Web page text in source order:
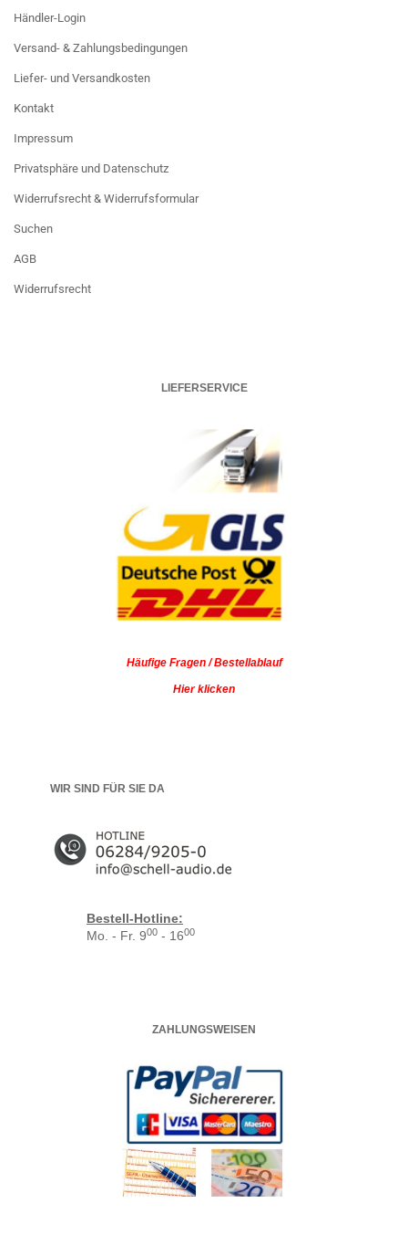
Händler-Login
Versand- & Zahlungsbedingungen
Liefer- und Versandkosten
Kontakt
Impressum
Privatsphäre und Datenschutz
Widerrufsrecht & Widerrufsformular
Suchen
AGB
Widerrufsrecht
LIEFERSERVICE
Häufige Fragen / Bestellablauf
Hier klicken
WIR SIND FÜR SIE DA
Bestell-Hotline:
Mo. - Fr. 900 - 1600
ZAHLUNGSWEISEN